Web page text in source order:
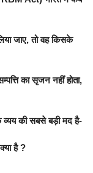
जाए, तो वह किसके
का सृजन नहीं होता,
की सबसे बड़ी मद है-
है ?